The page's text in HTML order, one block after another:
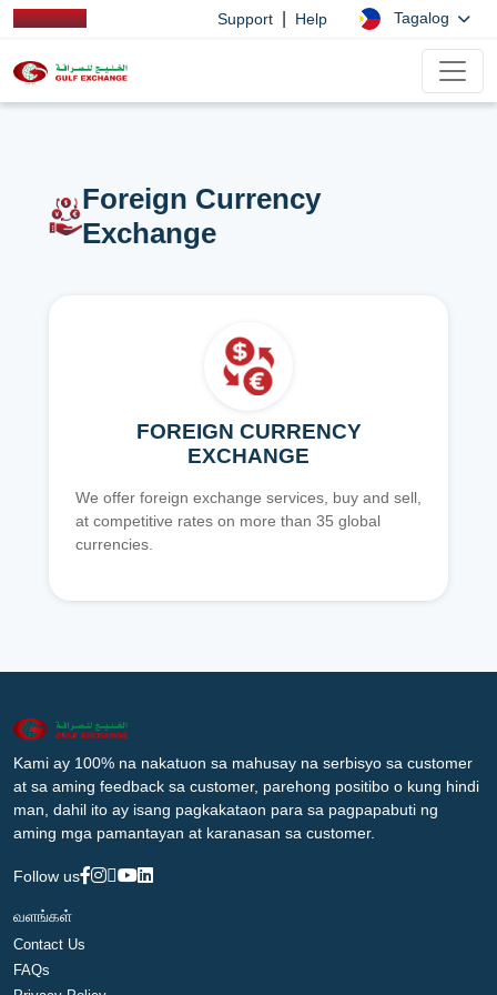
Support Help Tagalog
Foreign Currency
Exchange
FOREIGN CURRENCY
EXCHANGE
We offer foreign exchange services, buy and sell,
at competitive rates on more than 35 global
currencies.
Kami ay 100% na nakatuon sa mahusay na serbisyo sa customer
at sa aming feedback sa customer, parehong positibo o kung hindi
man, dahil ito ay isang pagkakataon para sa pagpapabuti ng
aming mga pamantayan at karanasan sa customer.
Follow us
வளங்கள்
Contact Us
FAQs